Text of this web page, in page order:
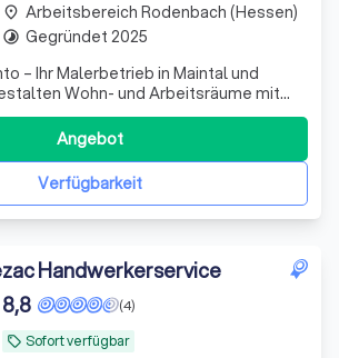
– Ihr Malerbetrieb in Maintal und
Wohn- und Arbeitsräume mit
und Sinn für Farbe. Ob Innen- oder
Tapezierarbeiten oder
– wir verbinden traditionelle
modernen T
Verfügbarkeit
Angebot
place Arbeitsbereich Rodenbach (Hessen)
timelapse Gegründet 2025
Handwerkerservice
local_offer Sofort verfügbar
(4)
8,8